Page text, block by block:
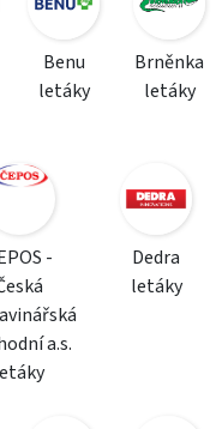
Benu
letáky
Brněnka
letáky
-
a.s.
Dedra
letáky